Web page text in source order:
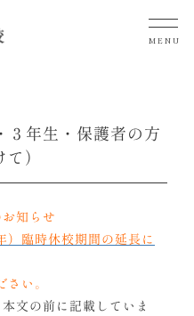
MENU
３年生・保護者の方
）
知らせ
）臨時休校期間の延長に
。
文の前に記載していま